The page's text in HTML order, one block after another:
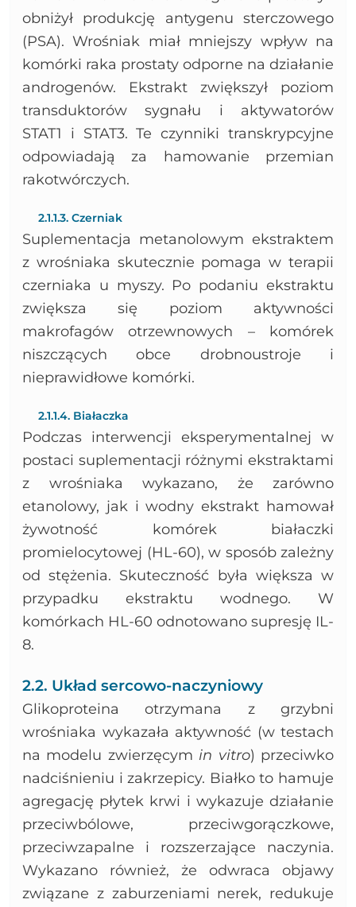
obniżył produkcję antygenu sterczowego
(PSA). Wrośniak miał mniejszy wpływ na
komórki raka prostaty odporne na działanie
androgenów. Ekstrakt zwiększył poziom
transduktorów sygnału i aktywatorów
STAT1 i STAT3. Te czynniki transkrypcyjne
odpowiadają za hamowanie przemian
rakotwórczych.
2.1.1.3. Czerniak
Suplementacja metanolowym ekstraktem
z wrośniaka skutecznie pomaga w terapii
czerniaka u myszy. Po podaniu ekstraktu
zwiększa się poziom aktywności
makrofagów otrzewnowych – komórek
niszczących obce drobnoustroje i
nieprawidłowe komórki.
2.1.1.4. Białaczka
Podczas interwencji eksperymentalnej w
postaci suplementacji różnymi ekstraktami
z wrośniaka wykazano, że zarówno
etanolowy, jak i wodny ekstrakt hamował
żywotność komórek białaczki
promielocytowej (HL-60), w sposób zależny
od stężenia. Skuteczność była większa w
przypadku ekstraktu wodnego. W
komórkach HL-60 odnotowano supresję IL-
8.
2.2. Układ sercowo-naczyniowy
Glikoproteina otrzymana z grzybni
wrośniaka wykazała aktywność (w testach
na modelu zwierzęcym in vitro) przeciwko
nadciśnieniu i zakrzepicy. Białko to hamuje
agregację płytek krwi i wykazuje działanie
przeciwbólowe, przeciwgorączkowe,
przeciwzapalne i rozszerzające naczynia.
Wykazano również, że odwraca objawy
związane z zaburzeniami nerek, redukuje